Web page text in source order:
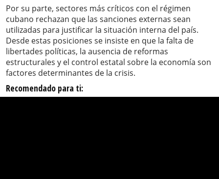
Por su parte, sectores más críticos con el régimen
cubano rechazan que las sanciones externas sean
utilizadas para justificar la situación interna del país.
Desde estas posiciones se insiste en que la falta de
libertades políticas, la ausencia de reformas
estructurales y el control estatal sobre la economía son
factores determinantes de la crisis.
Recomendado para ti: